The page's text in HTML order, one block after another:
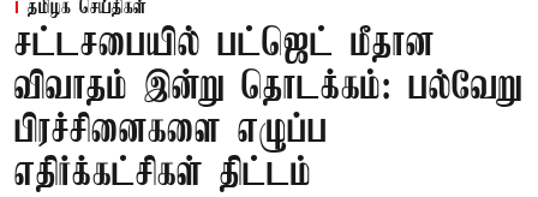
தமிழக செய்திகள்
சட்டசபையில் பட்ஜெட் மீதான
விவாதம் இன்று தொடக்கம்: பல்வேறு
பிரச்சினைகளை எழுப்ப
எதிர்க்கட்சிகள் திட்டம்